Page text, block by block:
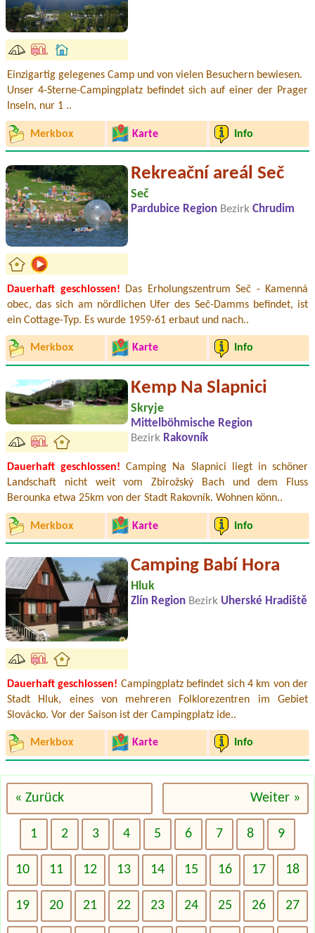
Einzigartig gelegenes Camp und von vielen Besuchern bewiesen.
Unser 4-Sterne-Campingplatz befindet sich auf einer der Prager
Inseln, nur 1 ..
Merkbox Karte Info
Rekreační areál Seč
Seč
Pardubice Region Bezirk Chrudim
Dauerhaft geschlossen! Das Erholungszentrum Seč - Kamenná
obec, das sich am nördlichen Ufer des Seč-Damms befindet, ist
ein Cottage-Typ. Es wurde 1959-61 erbaut und nach..
Merkbox Karte Info
Kemp Na Slapnici
Skryje
Mittelböhmische Region
Bezirk Rakovník
Dauerhaft geschlossen! Camping Na Slapnici liegt in schöner
Landschaft nicht weit vom Zbirožský Bach und dem Fluss
Berounka etwa 25km von der Stadt Rakovník. Wohnen könn..
Merkbox Karte Info
Camping Babí Hora
Hluk
Zlín Region Bezirk Uherské Hradiště
Dauerhaft geschlossen! Campingplatz befindet sich 4 km von der
Stadt Hluk, eines von mehreren Folklorezentren im Gebiet
Slovácko. Vor der Saison ist der Campingplatz ide..
Merkbox Karte Info
« Zurück Weiter »
1 2 3 4 5 6 7 8 9
10 11 12 13 14 15 16 17 18
19 20 21 22 23 24 25 26 27